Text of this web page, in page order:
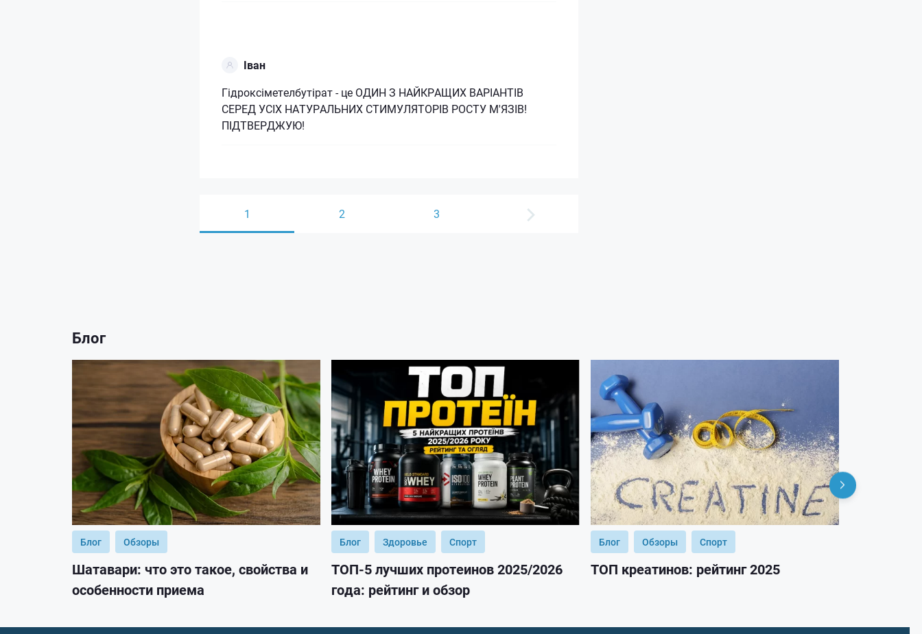
Іван
Гідроксіметелбутірат - це ОДИН З НАЙКРАЩИХ ВАРІАНТІВ
СЕРЕД УСІХ НАТУРАЛЬНИХ СТИМУЛЯТОРІВ РОСТУ М'ЯЗІВ!
ПІДТВЕРДЖУЮ!
1 2 3
Блог
Блог Обзоры
Шатавари: что это такое, свойства и
особенности приема
Блог Здоровье Спорт
ТОП-5 лучших протеинов 2025/2026
года: рейтинг и обзор
Блог Обзоры Спорт
ТОП креатинов: рейтинг 2025